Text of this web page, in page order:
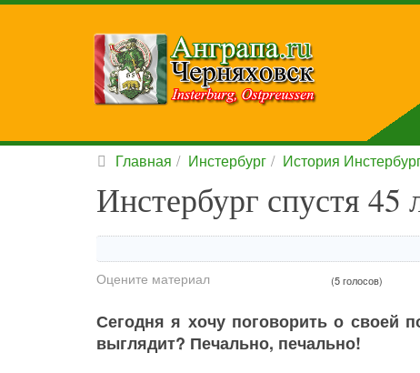
Главная Инстербург История
Инстербург спустя 45
Оцените материал (5 голосов)
Сегодня я хочу поговорить о своей
выглядит? Печально, печально!